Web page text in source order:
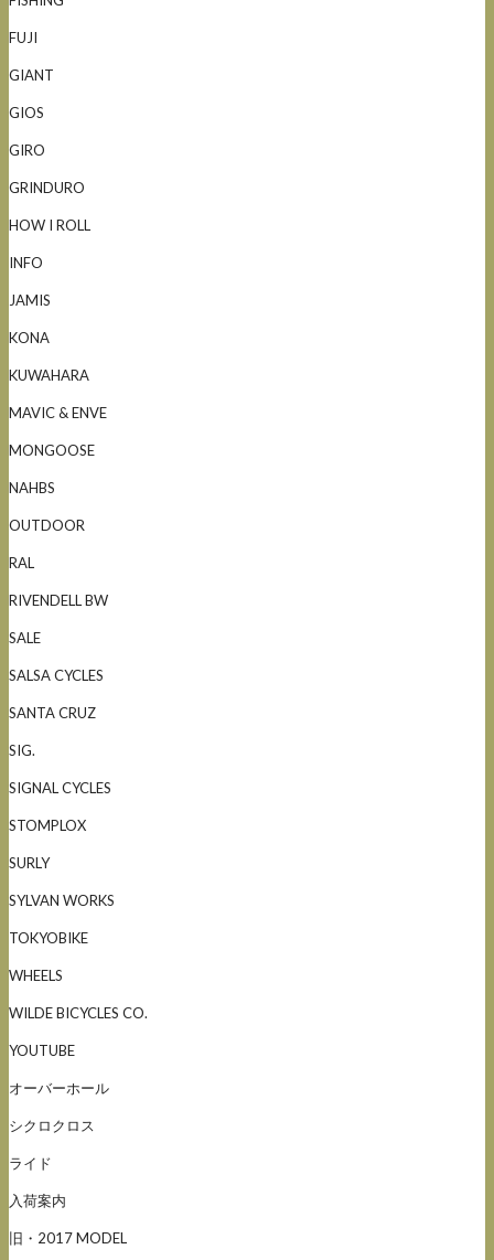
FUJI
GIANT
GIOS
GIRO
GRINDURO
HOW I ROLL
INFO
JAMIS
KONA
KUWAHARA
MAVIC & ENVE
MONGOOSE
NAHBS
OUTDOOR
RAL
RIVENDELL BW
SALE
SALSA CYCLES
SANTA CRUZ
SIG.
SIGNAL CYCLES
STOMPLOX
SURLY
SYLVAN WORKS
TOKYOBIKE
WHEELS
WILDE BICYCLES CO.
YOUTUBE
オーバーホール
シクロクロス
ライド
入荷案内
旧・2017 MODEL